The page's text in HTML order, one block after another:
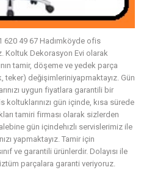
620 49 67 Hadımköyde ofis
Koltuk Dekorasyon Evi olarak
tamir, döşeme ve yedek parça
teker) değişimleriniyapmaktayız. Gün
uygun fiyatlara garantili bir
gün içinde, kısa sürede
tamiri firması olarak sizlerden
gün içindehızlı servislerimiz ile
yapmaktayız. Tamir için
ve garantili ürünlerdir. Dolayısı ile
parçalara garanti veriyoruz.